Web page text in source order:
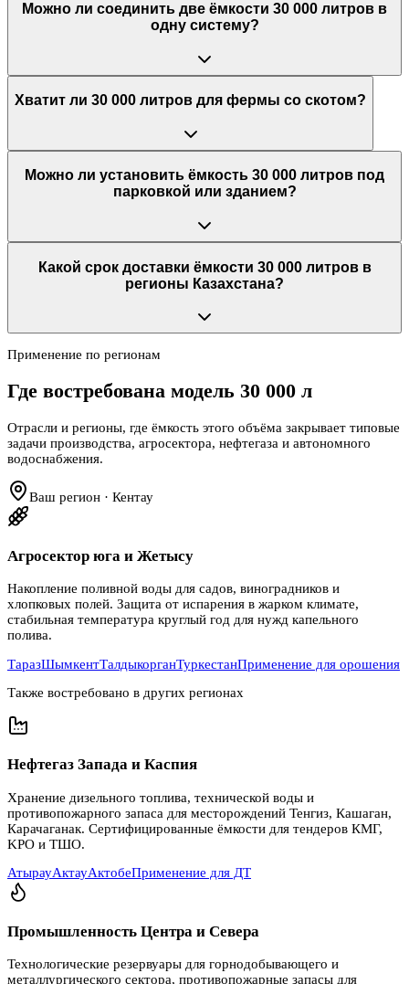
Можно ли соединить две ёмкости 30 000 литров в
одну систему?
Хватит ли 30 000 литров для фермы со скотом?
Можно ли установить ёмкость 30 000 литров под
парковкой или зданием?
Какой срок доставки ёмкости 30 000 литров в
регионы Казахстана?
Применение по регионам
Где востребована модель 30 000 л
Отрасли и регионы, где ёмкость этого объёма закрывает типовые
задачи производства, агросектора, нефтегаза и автономного
водоснабжения.
Ваш регион · Кентау
Агросектор юга и Жетысу
Накопление поливной воды для садов, виноградников и
хлопковых полей. Защита от испарения в жарком климате,
стабильная температура круглый год для нужд капельного
полива.
ТаразШымкентТалдыкорганТуркестанПрименение для орошения
Также востребовано в других регионах
Нефтегаз Запада и Каспия
Хранение дизельного топлива, технической воды и
противопожарного запаса для месторождений Тенгиз, Кашаган,
Карачаганак. Сертифицированные ёмкости для тендеров КМГ,
KPO и ТШО.
АтырауАктауАктобеПрименение для ДТ
Промышленность Центра и Севера
Технологические резервуары для горнодобывающего и
металлургического сектора, противопожарные запасы для